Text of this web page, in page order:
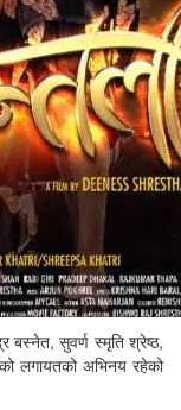
बस्नेत, सुवर्ण स्मृति श्रेष्ठ,
लगायतको अभिनय रहेको